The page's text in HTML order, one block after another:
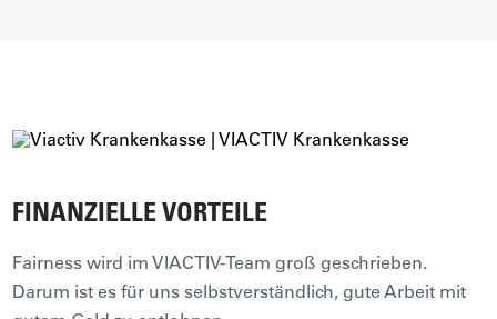
FINANZIELLE VORTEILE
Fairness wird im VIACTIV-Team groß geschrieben.
Darum ist es für uns selbstverständlich, gute Arbeit mit